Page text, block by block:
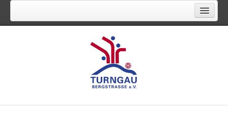
FACHVERBAND FÜR TURNEN, GYMNASTIK,
FREIZEIT- UND GESUNDHEITSSPORT